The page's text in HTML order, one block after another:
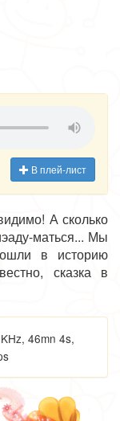
В плей-лист
А сколько
маться... Мы
в историю
сказка в
допол-нялась
среди имен
наполнить
на то, «для
особое место
Львовича
46mn 4s,